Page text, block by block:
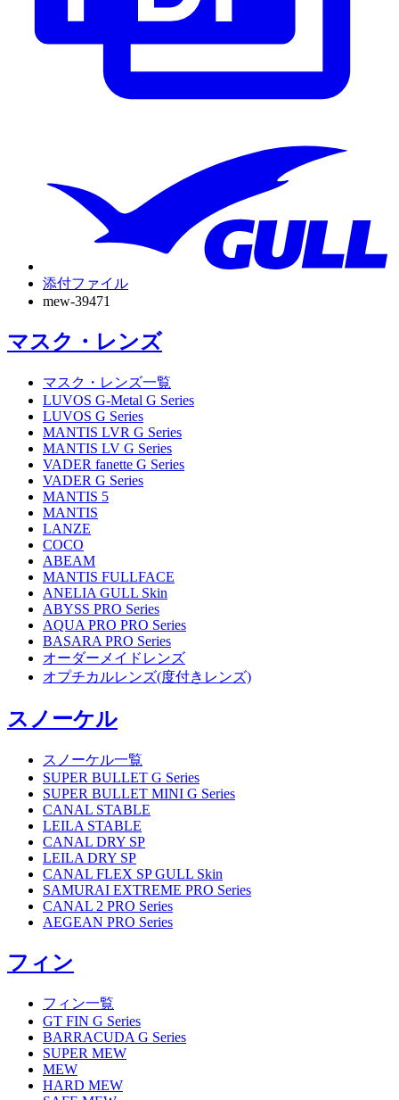
添付ファイル
mew-39471
マスク・レンズ
マスク・レンズ一覧
LUVOS G-Metal G Series
LUVOS G Series
MANTIS LVR G Series
MANTIS LV G Series
VADER fanette G Series
VADER G Series
MANTIS 5
MANTIS
LANZE
COCO
ABEAM
MANTIS FULLFACE
ANELIA GULL Skin
ABYSS PRO Series
AQUA PRO PRO Series
BASARA PRO Series
オーダーメイドレンズ
オプチカルレンズ(度付きレンズ)
スノーケル
スノーケル一覧
SUPER BULLET G Series
SUPER BULLET MINI G Series
CANAL STABLE
LEILA STABLE
CANAL DRY SP
LEILA DRY SP
CANAL FLEX SP GULL Skin
SAMURAI EXTREME PRO Series
CANAL 2 PRO Series
AEGEAN PRO Series
フィン
フィン一覧
GT FIN G Series
BARRACUDA G Series
SUPER MEW
MEW
HARD MEW